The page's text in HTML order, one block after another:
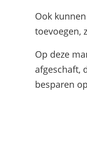
Ook
toevoegen,
Op deze
afgeschaft,
besparen